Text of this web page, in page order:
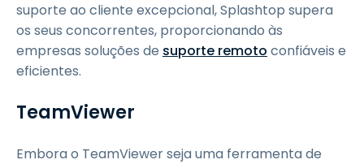
suporte ao cliente excepcional, Splashtop supera
os seus concorrentes, proporcionando às
empresas soluções de suporte remoto confiáveis e
eficientes.
TeamViewer
Embora o TeamViewer seja uma ferramenta de